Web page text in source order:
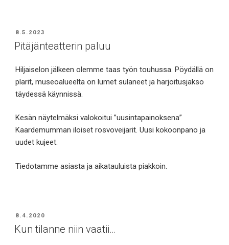
JULKAISTU
8.5.2023
Pitäjänteatterin paluu
Hiljaiselon jälkeen olemme taas työn touhussa. Pöydällä on
plarit, museoalueelta on lumet sulaneet ja harjoitusjakso
täydessä käynnissä.
Kesän näytelmäksi valokoitui ”uusintapainoksena”
Kaardemumman iloiset rosvoveijarit. Uusi kokoonpano ja
uudet kujeet.
Tiedotamme asiasta ja aikatauluista piakkoin.
JULKAISTU
8.4.2020
Kun tilanne niin vaatii…